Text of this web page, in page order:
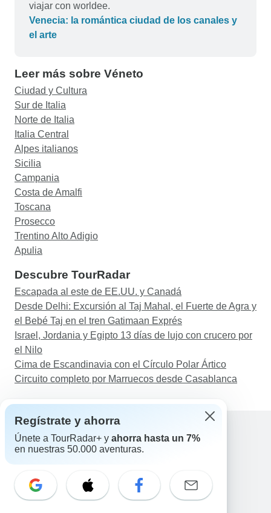
viajar con worldee.
Venecia: la romántica ciudad de los canales y
el arte
Leer más sobre Véneto
Ciudad y Cultura
Sur de Italia
Norte de Italia
Italia Central
Alpes italianos
Sicilia
Campania
Costa de Amalfi
Toscana
Prosecco
Trentino Alto Adigio
Apulia
Descubre TourRadar
Escapada al este de EE.UU. y Canadá
Desde Delhi: Excursión al Taj Mahal, el Fuerte de Agra y
el Bebé Taj en el tren Gatimaan Exprés
Israel, Jordania y Egipto 13 días de lujo con crucero por
el Nilo
Cima de Escandinavia con el Círculo Polar Ártico
Circuito completo por Marruecos desde Casablanca
Ayuda
Correo electrónico: support@tourradar.com
Selecciona el idioma
Regístrate y ahorra
Únete a TourRadar+ y ahorra hasta un 7%
en nuestras 50.000 aventuras.